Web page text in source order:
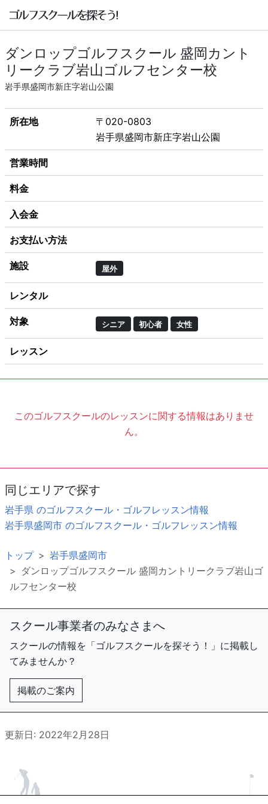
ダンロップゴルフスクール 盛岡カント
リークラブ岩山ゴルフセンター校
岩手県盛岡市新庄字岩山公園
所在地
〒020-0803
岩手県盛岡市新庄字岩山公園
営業時間
料金
入会金
お支払い方法
施設 屋外
レンタル
対象 シニア 初心者 女性
レッスン
このゴルフスクールのレッスンに関する情報はありませ
ん。
同じエリアで探す
岩手県 のゴルフスクール・ゴルフレッスン情報
岩手県盛岡市 のゴルフスクール・ゴルフレッスン情報
トップ
岩手県盛岡市
ダンロップゴルフスクール 盛岡カントリークラブ岩山ゴ
ルフセンター校
スクール事業者のみなさまへ
スクールの情報を「ゴルフスクールを探そう！」に掲載し
てみませんか？
掲載のご案内
更新日: 2022年2月28日